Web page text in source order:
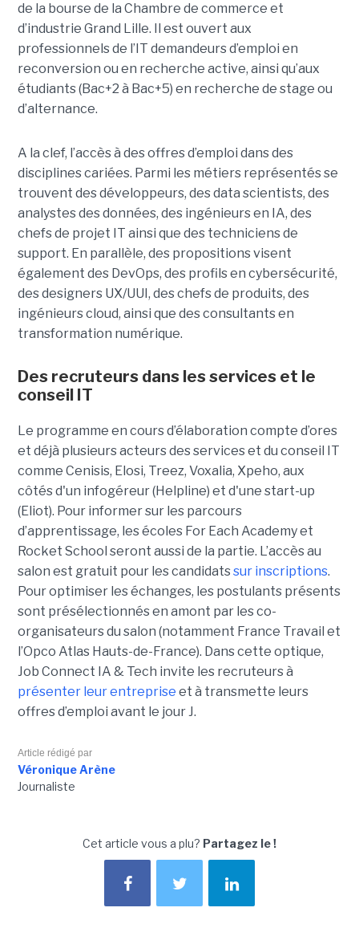
de la bourse de la Chambre de commerce et
d’industrie Grand Lille. Il est ouvert aux
professionnels de l’IT demandeurs d’emploi en
reconversion ou en recherche active, ainsi qu’aux
étudiants (Bac+2 à Bac+5) en recherche de stage ou
d’alternance.
A la clef, l’accès à des offres d’emploi dans des
disciplines cariées. Parmi les métiers représentés se
trouvent des développeurs, des data scientists, des
analystes des données, des ingénieurs en IA, des
chefs de projet IT ainsi que des techniciens de
support. En parallèle, des propositions visent
également des DevOps, des profils en cybersécurité,
des designers UX/UUI, des chefs de produits, des
ingénieurs cloud, ainsi que des consultants en
transformation numérique.
Des recruteurs dans les services et le
conseil IT
Le programme en cours d’élaboration compte d’ores
et déjà plusieurs acteurs des services et du conseil IT
comme Cenisis, Elosi, Treez, Voxalia, Xpeho, aux
côtés d'un infogéreur (Helpline) et d'une start-up
(Eliot). Pour informer sur les parcours
d’apprentissage, les écoles For Each Academy et
Rocket School seront aussi de la partie. L’accès au
salon est gratuit pour les candidatssur inscriptions.
Pour optimiser les échanges, les postulants présents
sont présélectionnés en amont par les co-
organisateurs du salon (notamment France Travail et
l’Opco Atlas Hauts-de-France). Dans cette optique,
Job Connect IA & Tech invite les recruteurs à
présenter leur entreprise et à transmette leurs
offres d’emploi avant le jour J.
Article rédigé par
Véronique Arène
Journaliste
Cet article vous a plu? Partagez le !